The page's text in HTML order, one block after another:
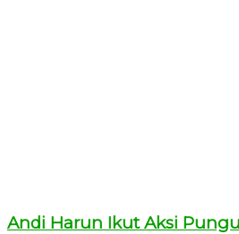
Andi Harun Ikut Aksi